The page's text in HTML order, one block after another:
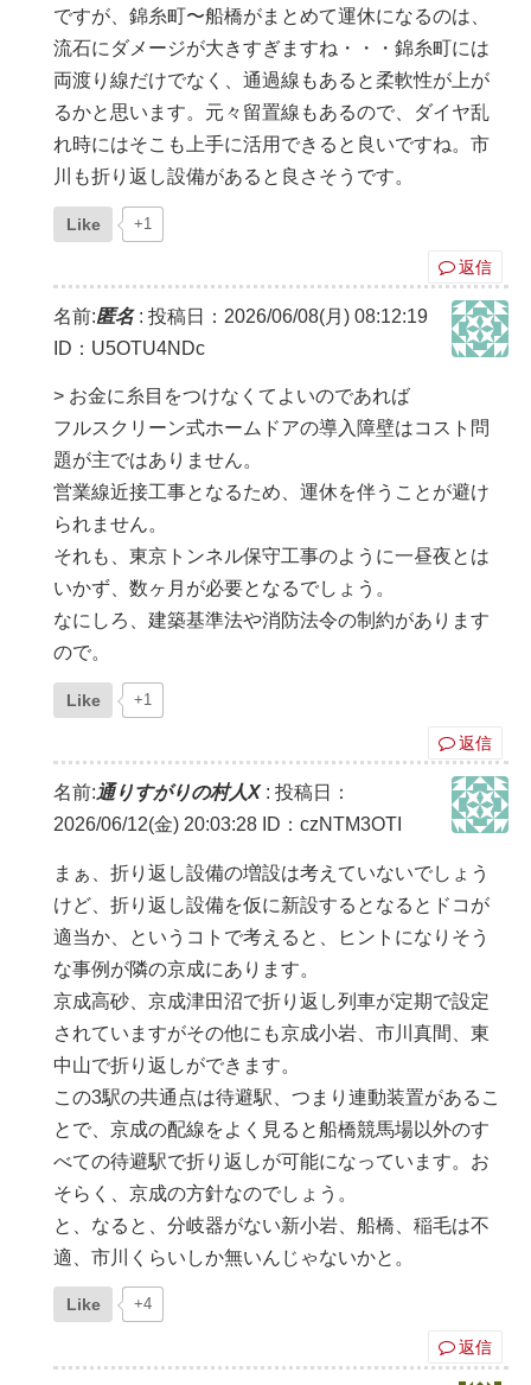
ですが、錦糸町〜船橋がまとめて運休になるのは、
流石にダメージが大きすぎますね・・・錦糸町には
両渡り線だけでなく、通過線もあると柔軟性が上が
るかと思います。元々留置線もあるので、ダイヤ乱
れ時にはそこも上手に活用できると良いですね。市
川も折り返し設備があると良さそうです。
Like +1
返信
名前:匿名: 投稿日：2026/06/08(月) 08:12:19
ID：U5OTU4NDc
> お金に糸目をつけなくてよいのであれば
フルスクリーン式ホームドアの導入障壁はコスト問
題が主ではありません。
営業線近接工事となるため、運休を伴うことが避け
られません。
それも、東京トンネル保守工事のように一昼夜とは
いかず、数ヶ月が必要となるでしょう。
なにしろ、建築基準法や消防法令の制約があります
ので。
Like +1
返信
名前:通りすがりの村人X: 投稿日：
2026/06/12(金) 20:03:28 ID：czNTM3OTI
まぁ、折り返し設備の増設は考えていないでしょう
けど、折り返し設備を仮に新設するとなるとドコが
適当か、というコトで考えると、ヒントになりそう
な事例が隣の京成にあります。
京成高砂、京成津田沼で折り返し列車が定期で設定
されていますがその他にも京成小岩、市川真間、東
中山で折り返しができます。
この3駅の共通点は待避駅、つまり連動装置があるこ
とで、京成の配線をよく見ると船橋競馬場以外のす
べての待避駅で折り返しが可能になっています。お
そらく、京成の方針なのでしょう。
と、なると、分岐器がない新小岩、船橋、稲毛は不
適、市川くらいしか無いんじゃないかと。
Like +4
返信